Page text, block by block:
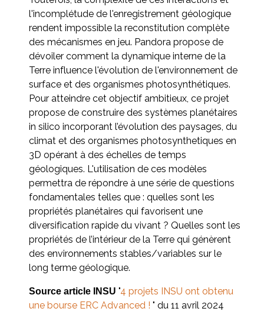
l'incomplétude de l'enregistrement géologique
rendent impossible la reconstitution complète
des mécanismes en jeu. Pandora propose de
dévoiler comment la dynamique interne de la
Terre influence l'évolution de l'environnement de
surface et des organismes photosynthétiques.
Pour atteindre cet objectif ambitieux, ce projet
propose de construire des systèmes planétaires
in silico incorporant l’évolution des paysages, du
climat et des organismes photosynthetiques en
3D opérant à des échelles de temps
géologiques. L'utilisation de ces modèles
permettra de répondre à une série de questions
fondamentales telles que : quelles sont les
propriétés planétaires qui favorisent une
diversification rapide du vivant ? Quelles sont les
propriétés de l’intérieur de la Terre qui génèrent
des environnements stables/variables sur le
long terme géologique.
Source article INSU "4 projets INSU ont obtenu
une bourse ERC Advanced ! " du 11 avril 2024